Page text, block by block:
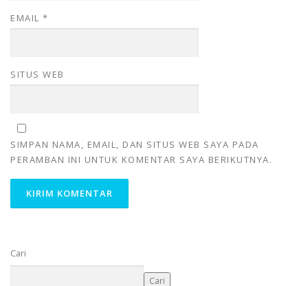
EMAIL *
SITUS WEB
SIMPAN NAMA, EMAIL, DAN SITUS WEB SAYA PADA
PERAMBAN INI UNTUK KOMENTAR SAYA BERIKUTNYA.
Cari
Cari